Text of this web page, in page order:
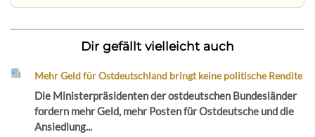
Dir gefällt vielleicht auch
Mehr Geld für Ostdeutschland bringt keine politische Rendite
Die Ministerpräsidenten der ostdeutschen Bundesländer
fordern mehr Geld, mehr Posten für Ostdeutsche und die
Ansiedlung...